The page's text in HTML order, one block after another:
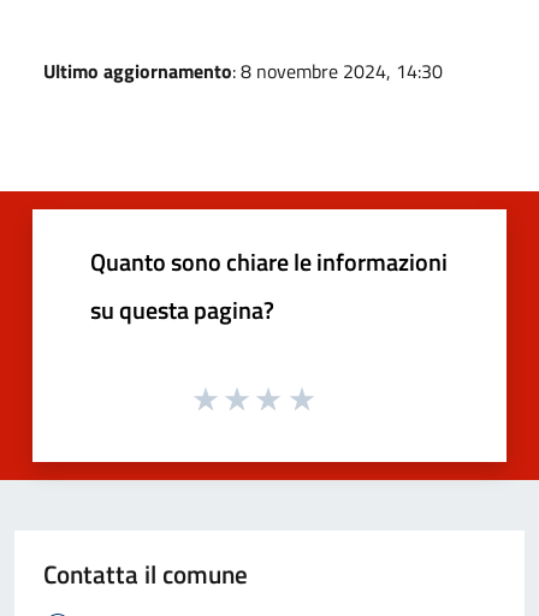
Ultimo aggiornamento: 8 novembre 2024, 14:30
Quanto sono chiare le informazioni
su questa pagina?
Contatta il comune